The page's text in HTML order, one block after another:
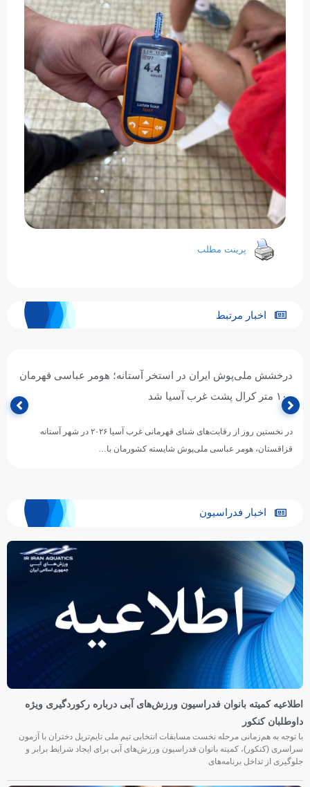
پرینت مطلب
اخبار مرتبط
درخشش ملی‌پوش ایران در استخر آستانه؛ هومر عباسی قهرمان
۱۰۰ متر کرال پشت غرب آسیا شد
در نخستین روز از رقابت‌های شنای قهرمانی غرب آسیا ۲۰۲۶ در شهر آستانه
قزاقستان، هومر عباسی ملی‌پوش شایسته کشورمان با…
اخبار فدراسیون
اطلاعیه کمیته بانوان فدراسیون ورزش‌های آبی درباره رکوردگیری ویژه
داوطلبان کنکور
با توجه به هم‌زمانی مرحله نخست مسابقات انتخابی تیم ملی تایم‌تریل دختران با آزمون
سراسری (کنکور)، کمیته بانوان فدراسیون ورزش‌های آبی برای ایجاد شرایط برابر و
جلوگیری از تداخل برنامه‌های